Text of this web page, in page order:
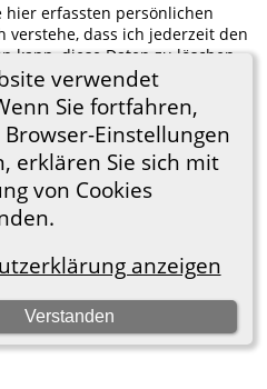
verwendet
Sie fortfahren,
Einstellungen
erklären Sie sich mit
von Cookies
anzeigen
Verstanden
hier erfassten persönlichen
verstehe, dass ich jederzeit den
kann, diese Daten zu löschen.
of Genealogy Sitebuilding
Lythgoe © 2001-2026.
zum Impressum
wechseln